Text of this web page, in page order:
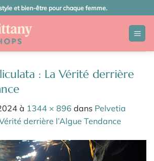
et bien-être pour chaque femme.
: La Vérité derrière
à 1344 × 896 dans Pelvetia
derrière l’Algue Tendance